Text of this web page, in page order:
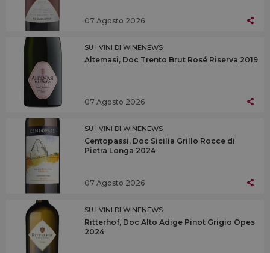
07 Agosto 2026
SU I VINI DI WINENEWS
Altemasi, Doc Trento Brut Rosé Riserva 2019
07 Agosto 2026
SU I VINI DI WINENEWS
Centopassi, Doc Sicilia Grillo Rocce di
Pietra Longa 2024
07 Agosto 2026
SU I VINI DI WINENEWS
Ritterhof, Doc Alto Adige Pinot Grigio Opes
2024